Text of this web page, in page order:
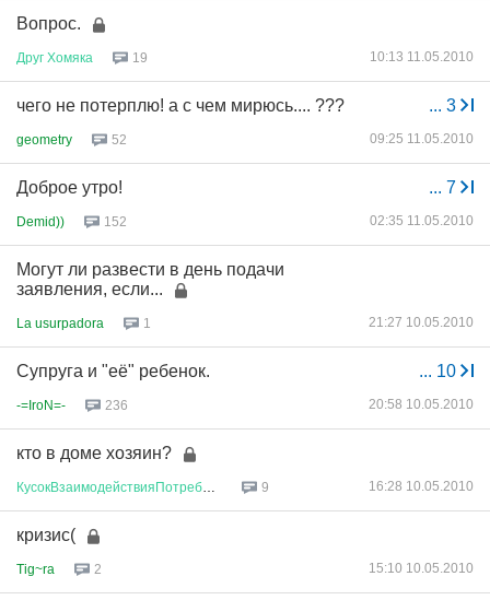
Вопрос.
Друг Хомяка 19 10:13 11.05.2010
... 3
чего не потерплю! а с чем мирюсь.... ???
geometry 52 09:25 11.05.2010
... 7
Доброе утро!
Demid)) 152 02:35 11.05.2010
Могут ли развести в день подачи
заявления, если...
La usurpadora 1 21:27 10.05.2010
... 10
Супруга и "её" ребенок.
-=IroN=- 236 20:58 10.05.2010
кто в доме хозяин?
... 9 16:28 10.05.2010
кризис(
Tig~ra 2 15:10 10.05.2010